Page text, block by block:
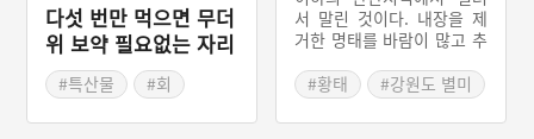
우리나라 전어 잡이의 대표
적인 중심지이다.
다섯 번만 먹으면 무더
위 보약 필요없는 자리
돔 물회
#특산물
#회
서 말린 것이다. 내장을 제
거한 명태를 바람이 많고 추
어두면 기온이 떨어지는 밤
에는 얼고 낮에는 녹는 과정
을 반복하며 건조된다. 이
#황태
#강원도 별미